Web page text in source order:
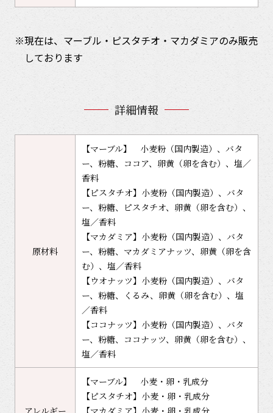
現在は、マーブル・ピスタチオ・マカダミアのみ販売
しております
詳細情報
原材料
【マーブル】 小麦粉（国内製造）、バタ
ー、粉糖、ココア、卵黄（卵を含む）、塩／
香料
【ピスタチオ】小麦粉（国内製造）、バタ
ー、粉糖、ピスタチオ、卵黄（卵を含む）、
塩／香料
【マカダミア】小麦粉（国内製造）、バタ
ー、粉糖、マカダミアナッツ、卵黄（卵を含
む）、塩／香料
【ウオナッツ】小麦粉（国内製造）、バタ
ー、粉糖、くるみ、卵黄（卵を含む）、塩
／香料
【ココナッツ】小麦粉（国内製造）、バタ
ー、粉糖、ココナッツ、卵黄（卵を含む）、
塩／香料
アレルギー
【マーブル】 小麦・卵・乳成分
【ピスタチオ】小麦・卵・乳成分
【マカダミア】小麦・卵・乳成分